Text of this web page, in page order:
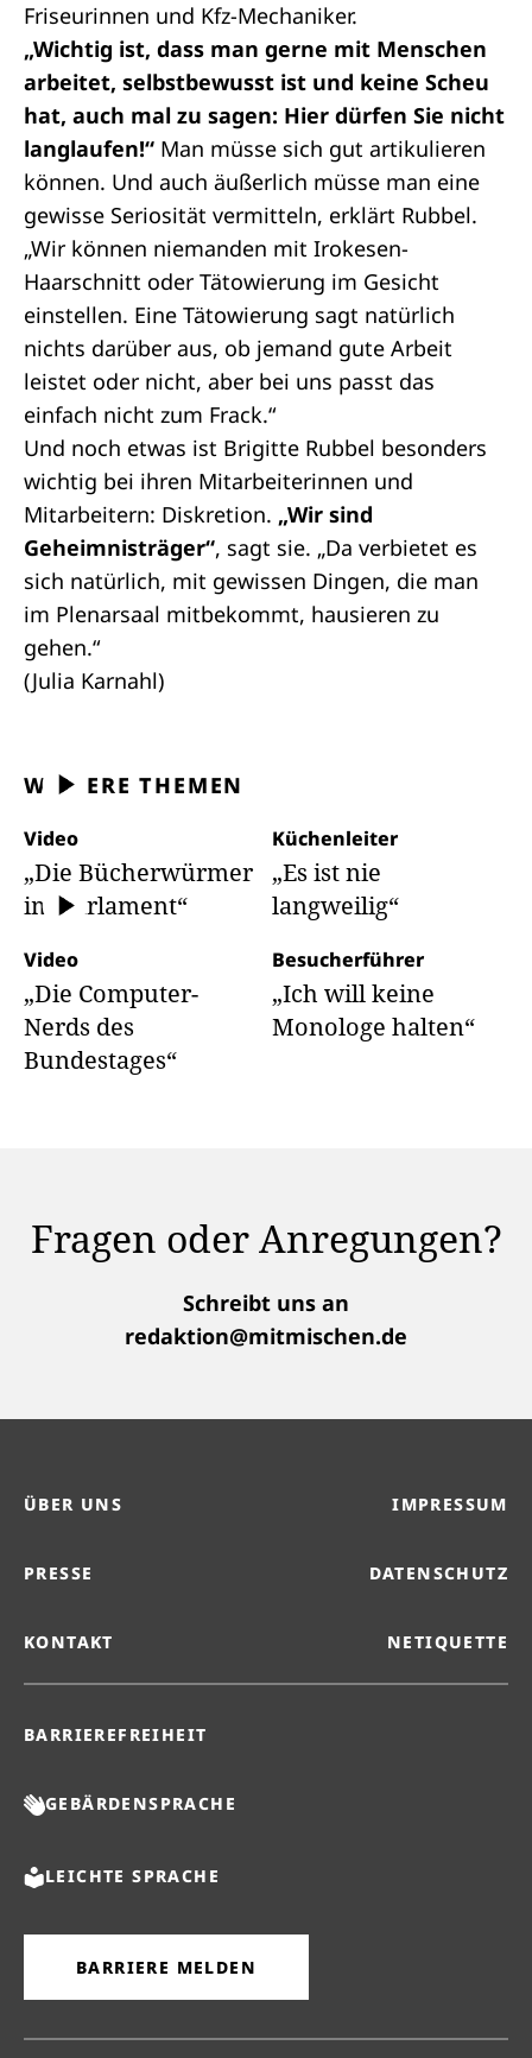
Friseurinnen und Kfz-Mechaniker.
„Wichtig ist, dass man gerne mit Menschen
arbeitet, selbstbewusst ist und keine Scheu
hat, auch mal zu sagen: Hier dürfen Sie nicht
langlaufen!“ Man müsse sich gut artikulieren
können. Und auch äußerlich müsse man eine
gewisse Seriosität vermitteln, erklärt Rubbel.
„Wir können niemanden mit Irokesen-
Haarschnitt oder Tätowierung im Gesicht
einstellen. Eine Tätowierung sagt natürlich
nichts darüber aus, ob jemand gute Arbeit
leistet oder nicht, aber bei uns passt das
einfach nicht zum Frack.“
Und noch etwas ist Brigitte Rubbel besonders
wichtig bei ihren Mitarbeiterinnen und
Mitarbeitern: Diskretion. „Wir sind
Geheimnisträger“, sagt sie. „Da verbietet es
sich natürlich, mit gewissen Dingen, die man
im Plenarsaal mitbekommt, hausieren zu
gehen.“
(Julia Karnahl)
WEITERE THEMEN
Video
„Die Bücherwürmer
im Parlament“
Küchenleiter
„Es ist nie
langweilig“
Video
„Die Computer-
Nerds des
Bundestages“
Besucherführer
„Ich will keine
Monologe halten“
Fragen oder Anregungen?
Schreibt uns an
redaktion@mitmischen.de
ÜBER UNS IMPRESSUM
PRESSE DATENSCHUTZ
KONTAKT NETIQUETTE
BARRIEREFREIHEIT
GEBÄRDENSPRACHE
LEICHTE SPRACHE
BARRIERE MELDEN